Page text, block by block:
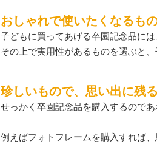
おしゃれで使いたくなるも
子どもに買ってあげる卒園記念品に
その上で実用性があるものを選ぶと
珍しいもので、思い出に残
せっかく卒園記念品を購入するので
例えばフォトフレームを購入すれば